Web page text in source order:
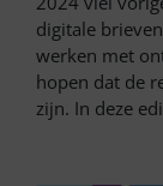
digitale
werken met
hopen dat de
zijn. In deze